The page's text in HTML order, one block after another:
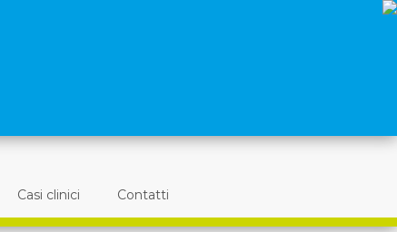
Casi clinici Contatti